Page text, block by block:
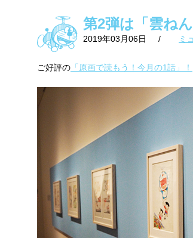
第2弾は「雲ねん
2019年03月06日 / ミ
ご好評の 「原画で読もう！今月の1話」！